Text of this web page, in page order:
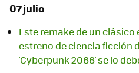
07 julio
Este remake de un clásico
estreno de ciencia ficción
'Cyberpunk 2066' se lo